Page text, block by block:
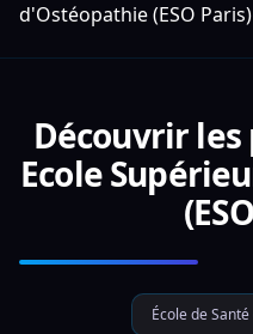
d'Ostéopathie (ESO Paris)
Découvrir
Ecole
École de